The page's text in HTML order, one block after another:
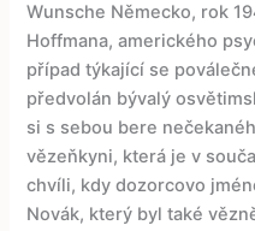
Wunsche Německo, rok
Hoffmana, amerického
případ týkající se
předvolán bývalý
si s sebou bere
vězeňkyni, která je v
chvíli, kdy dozorcovo
Novák, který byl také